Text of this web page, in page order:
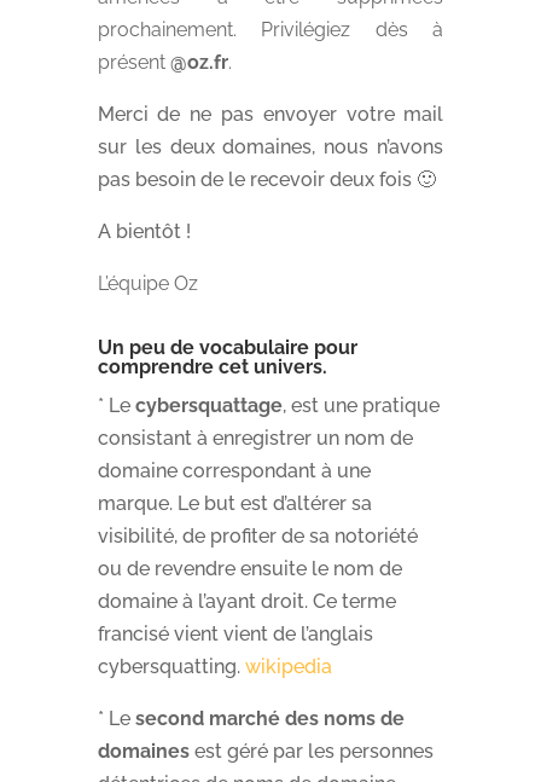
prochainement. Privilégiez dès à
présent @oz.fr.
Merci de ne pas envoyer votre mail
sur les deux domaines, nous n’avons
pas besoin de le recevoir deux fois 🙂
A bientôt !
L’équipe Oz
Un peu de vocabulaire pour
comprendre cet univers.
* Le cybersquattage, est une pratique
consistant à enregistrer un nom de
domaine correspondant à une
marque. Le but est d’altérer sa
visibilité, de profiter de sa notoriété
ou de revendre ensuite le nom de
domaine à l’ayant droit. Ce terme
francisé vient vient de l’anglais
cybersquatting. wikipedia
* Le second marché des noms de
domaines est géré par les personnes